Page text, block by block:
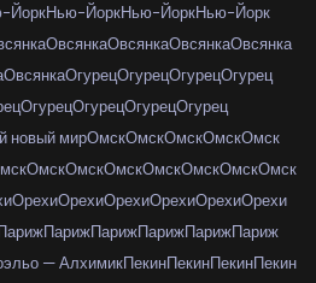
ЙоркНью-ЙоркНью-ЙоркНью-Йорк
ОвсянкаОвсянкаОвсянкаОвсянка
ОвсянкаОгурецОгурецОгурецОгурец
ОгурецОгурецОгурецОгурец
новый мирОмскОмскОмскОмскОмск
ОмскОмскОмскОмскОмскОмскОмск
ОрехиОрехиОрехиОрехиОрехиОрехи
ПарижПарижПарижПарижПариж
— АлхимикПекинПекинПекинПекин